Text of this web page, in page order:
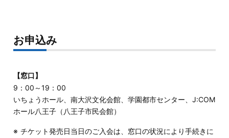
お申込み
【窓口】
9：00～19：00
いちょうホール、南大沢文化会館、学園都市センター、J:COM
ホール八王子（八王子市民会館）
チケット発売日当日のご入会は、窓口の状況により手続きに